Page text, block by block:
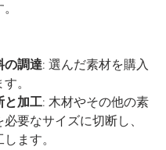
の調達: 選んだ素材を購入
。
と加工: 木材やその他の素
必要なサイズに切断し、
ます。